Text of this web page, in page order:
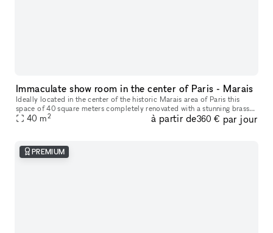
Immaculate show room in the center of Paris - Marais
Ideally located in the center of the historic Marais area of Paris this
space of 40 square meters completely renovated with a stunning brass
store front is ideal to receive clients and show products.
40 m2 à partir de360 € par jour
PREMIUM